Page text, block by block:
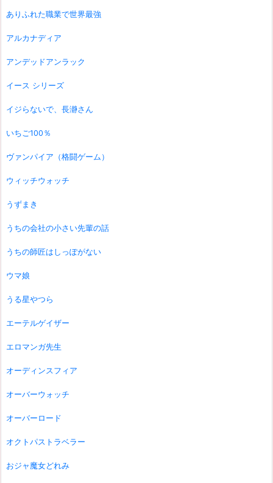
ありふれた職業で世界最強
アルカナディア
アンデッドアンラック
イース シリーズ
イジらないで、長瀞さん
いちご100％
ヴァンパイア（格闘ゲーム）
ウィッチウォッチ
うずまき
うちの会社の小さい先輩の話
うちの師匠はしっぽがない
ウマ娘
うる星やつら
エーテルゲイザー
エロマンガ先生
オーディンスフィア
オーバーウォッチ
オーバーロード
オクトパストラベラー
おジャ魔女どれみ